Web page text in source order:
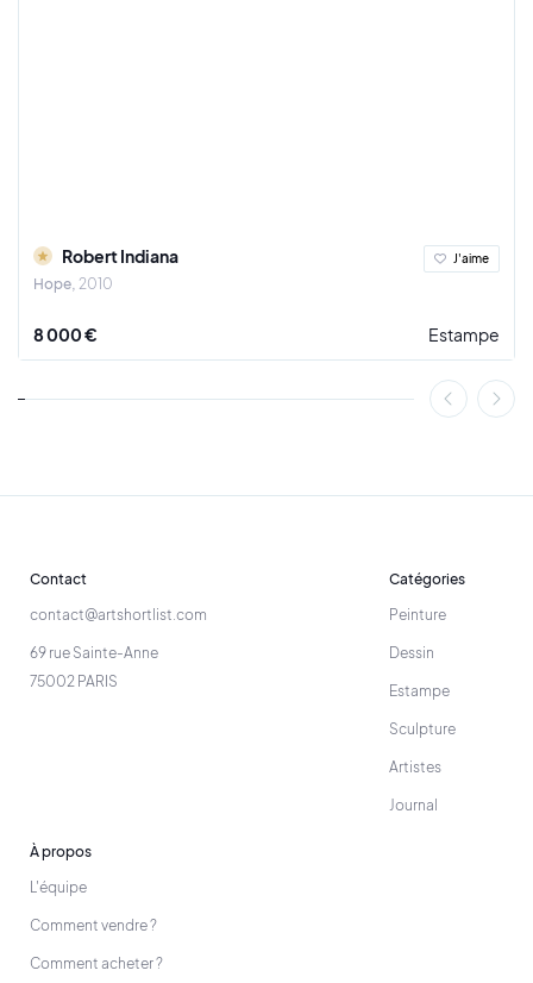
Le peintre Gully a exposé dans des galeries d’art comme
Opera Gallery, Gilles Dyan, Galeries Bartoux à Londres, Paris,
Monaco, Miami, Dubaï, Hong Kong et Séoul.
Robert Indiana
Hope 2010
J'aime
8 000 € Estampe
Contact
contact@artshortlist.com
69 rue Sainte-Anne
75002 PARIS
Catégories
Peinture
Dessin
Estampe
Sculpture
Artistes
Journal
À propos
L'équipe
Comment vendre ?
Comment acheter ?